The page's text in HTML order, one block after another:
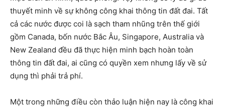
thuyết minh về sự không công khai thông tin đất đai. Tất
cả các nước được coi là sạch tham nhũng trên thế giới
gồm Canada, bốn nước Bắc Âu, Singapore, Australia và
New Zealand đều đã thực hiện minh bạch hoàn toàn
thông tin đất đai, ai cũng có quyền xem nhưng lấy về sử
dụng thì phải trả phí.
Một trong những điều còn thảo luận hiện nay là công khai